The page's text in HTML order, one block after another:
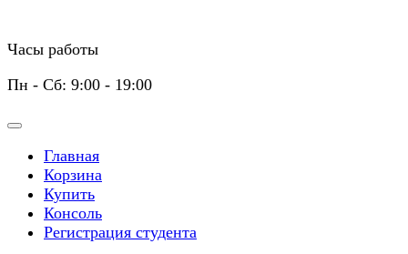
Часы работы
Пн - Сб: 9:00 - 19:00
Главная
Корзина
Купить
Консоль
Регистрация студента